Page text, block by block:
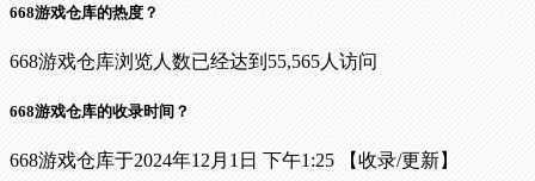
668游戏仓库的热度？
668游戏仓库浏览人数已经达到55,565人访问
668游戏仓库的收录时间？
668游戏仓库于2024年12月1日 下午1:25 【收录/更新】